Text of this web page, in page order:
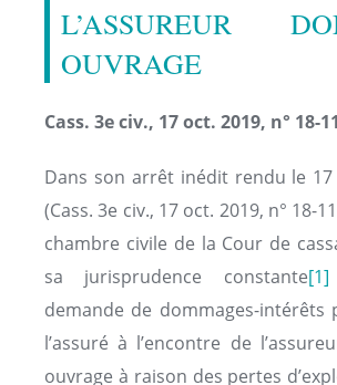
L’ASSUREUR
OUVRAGE
Cass. 3e civ., 17 oct. 2019, n° 18-
Dans son arrêt inédit rendu le
(Cass. 3e civ., 17 oct. 2019, n° 18-
chambre civile de la Cour de
sa jurisprudence constante[1]
demande de dommages-intérêts
l’assuré à l’encontre de
ouvrage à raison des pertes